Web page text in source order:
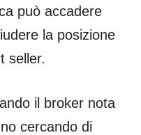
può accadere
la posizione
seller.
il broker nota
cercando di